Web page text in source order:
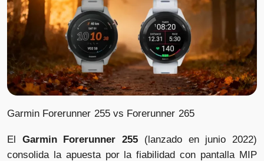
Garmin Forerunner 255 vs Forerunner 265
El Garmin Forerunner 255 (lanzado en junio 2022)
consolida la apuesta por la fiabilidad con pantalla MIP